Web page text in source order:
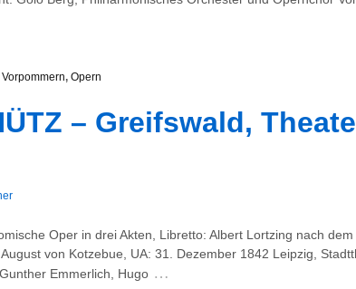
, Opern
– Greifswald,
Oper in drei Akten, Libretto: Albert Lortzing nach
von Kotzebue, UA: 31. Dezember 1842 Leipzig,
Emmerlich, Hugo …